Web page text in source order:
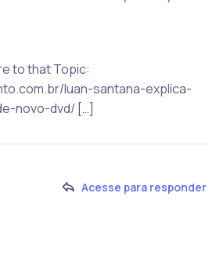
to that Topic:
luan-santana-explica-
novo-dvd/ […]
Acesse para responder